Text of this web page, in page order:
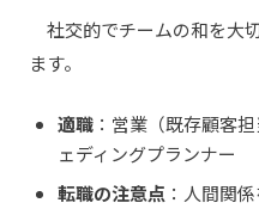
社交的でチームの和を大
ます。
適職 ：営業（既存顧客
ェディングプランナー
転職の注意点 ：人間関